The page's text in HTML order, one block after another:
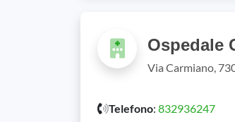
Ospedale
Via Carmiano,
Telefono: 832936247